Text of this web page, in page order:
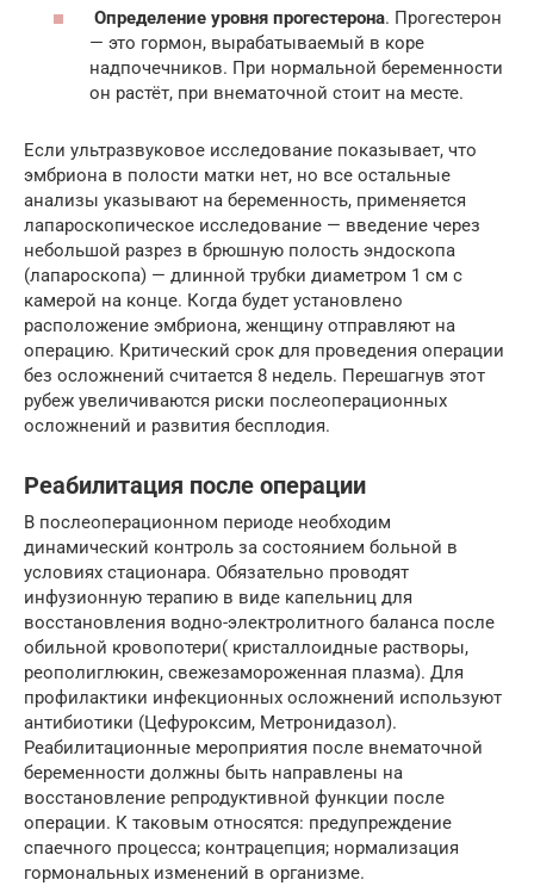
Определение уровня прогестерона. Прогестерон
— это гормон, вырабатываемый в коре
надпочечников. При нормальной беременности
он растёт, при внематочной стоит на месте.
Если ультразвуковое исследование показывает, что
эмбриона в полости матки нет, но все остальные
анализы указывают на беременность, применяется
лапароскопическое исследование — введение через
небольшой разрез в брюшную полость эндоскопа
(лапароскопа) — длинной трубки диаметром 1 см с
камерой на конце. Когда будет установлено
расположение эмбриона, женщину отправляют на
операцию. Критический срок для проведения операции
без осложнений считается 8 недель. Перешагнув этот
рубеж увеличиваются риски послеоперационных
осложнений и развития бесплодия.
Реабилитация после операции
В послеоперационном периоде необходим
динамический контроль за состоянием больной в
условиях стационара. Обязательно проводят
инфузионную терапию в виде капельниц для
восстановления водно-электролитного баланса после
обильной кровопотери( кристаллоидные растворы,
реополиглюкин, свежезамороженная плазма). Для
профилактики инфекционных осложнений используют
антибиотики (Цефуроксим, Метронидазол).
Реабилитационные мероприятия после внематочной
беременности должны быть направлены на
восстановление репродуктивной функции после
операции. К таковым относятся: предупреждение
спаечного процесса; контрацепция; нормализация
гормональных изменений в организме.